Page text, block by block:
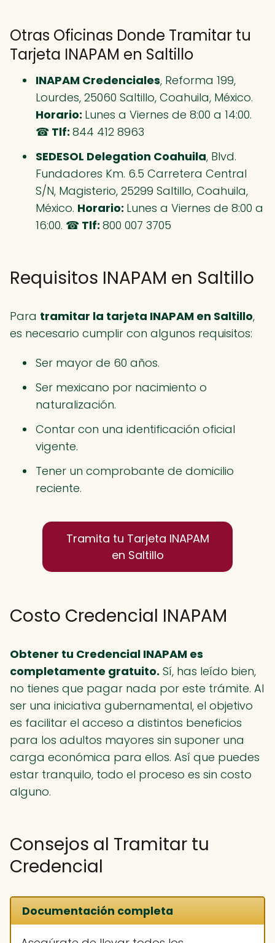
Otras Oficinas Donde Tramitar tu
Tarjeta INAPAM en Saltillo
INAPAM Credenciales, Reforma 199,
Lourdes, 25060 Saltillo, Coahuila, México.
Horario: Lunes a Viernes de 8:00 a 14:00.
☎ Tlf: 844 412 8963
SEDESOL Delegation Coahuila, Blvd.
Fundadores Km. 6.5 Carretera Central
S/N, Magisterio, 25299 Saltillo, Coahuila,
México. Horario: Lunes a Viernes de 8:00 a
16:00. ☎ Tlf: 800 007 3705
Requisitos INAPAM en Saltillo
Para tramitar la tarjeta INAPAM en Saltillo,
es necesario cumplir con algunos requisitos:
Ser mayor de 60 años.
Ser mexicano por nacimiento o
naturalización.
Contar con una identificación oficial
vigente.
Tener un comprobante de domicilio
reciente.
Tramita tu Tarjeta INAPAM
en Saltillo
Costo Credencial INAPAM
Obtener tu Credencial INAPAM es
completamente gratuito. Sí, has leído bien,
no tienes que pagar nada por este trámite. Al
ser una iniciativa gubernamental, el objetivo
es facilitar el acceso a distintos beneficios
para los adultos mayores sin suponer una
carga económica para ellos. Así que puedes
estar tranquilo, todo el proceso es sin costo
alguno.
Consejos al Tramitar tu
Credencial
Documentación completa